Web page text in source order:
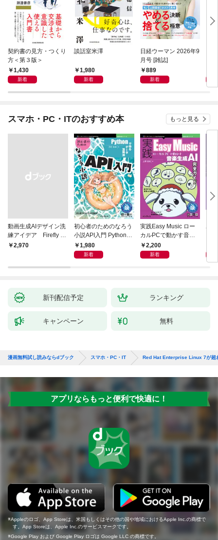
契約書の見方・つくり
方＜第３版＞
1,430
新着
談話室米澤
1,980
新着
日経ウーマン 2026年9
月号 [雑誌]
889
新着
スマホ・PC・ITのおすすめ本 もっと見る
動画生成AIデザイン洗
練アイデア Firefly &
Veo， Kling， etc.
￥2,970
初心者のためのなろう
小説API入門 Pythonで
作るデータ活用法
1,980
新着
実践Easy Music ロー
カルPCで動かす音楽
生成AI完全ガイド
2,200
新着
新刊配信予定 ランキング
キャンペーン 無料
漫画無料試し読みならdブック スマホ・PC・IT Red Hat Enterprise Linux 7が超
アプリならもっと便利で快適に！
Appleのロゴ、App Storeは、米国もしくはその他の国や地域におけるApple Inc.の商標で
す。App Storeは、Apple Inc.のサービスマークです。
Google Play および Google Play ロゴは Google LLC の商標です。